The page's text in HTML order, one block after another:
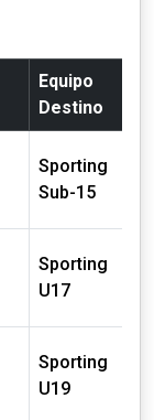
Equipo
Destino
Sporting
Sub-15
Sporting
U17
Sporting
U19